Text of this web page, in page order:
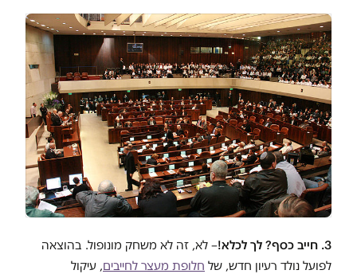
3. חייב כסף? לך לכלא!
– לא, זה לא משחק מונופול. בהוצאה
לפועל נולד רעיון חדש, של חלופת מעצר לחייבים, עיקול